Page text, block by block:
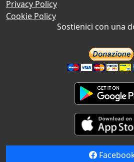
Privacy Policy
Cookie Policy
Sostienici con una